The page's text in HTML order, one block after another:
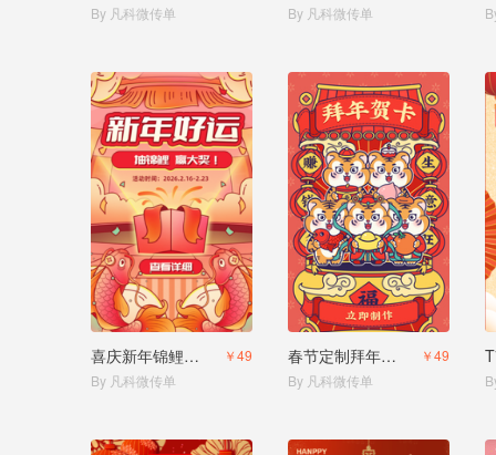
By 凡科微传单
By 凡科微传单
喜庆新年锦鲤抽奖活动
￥49
By 凡科微传单
春节定制拜年贺卡
￥49
By 凡科微传单